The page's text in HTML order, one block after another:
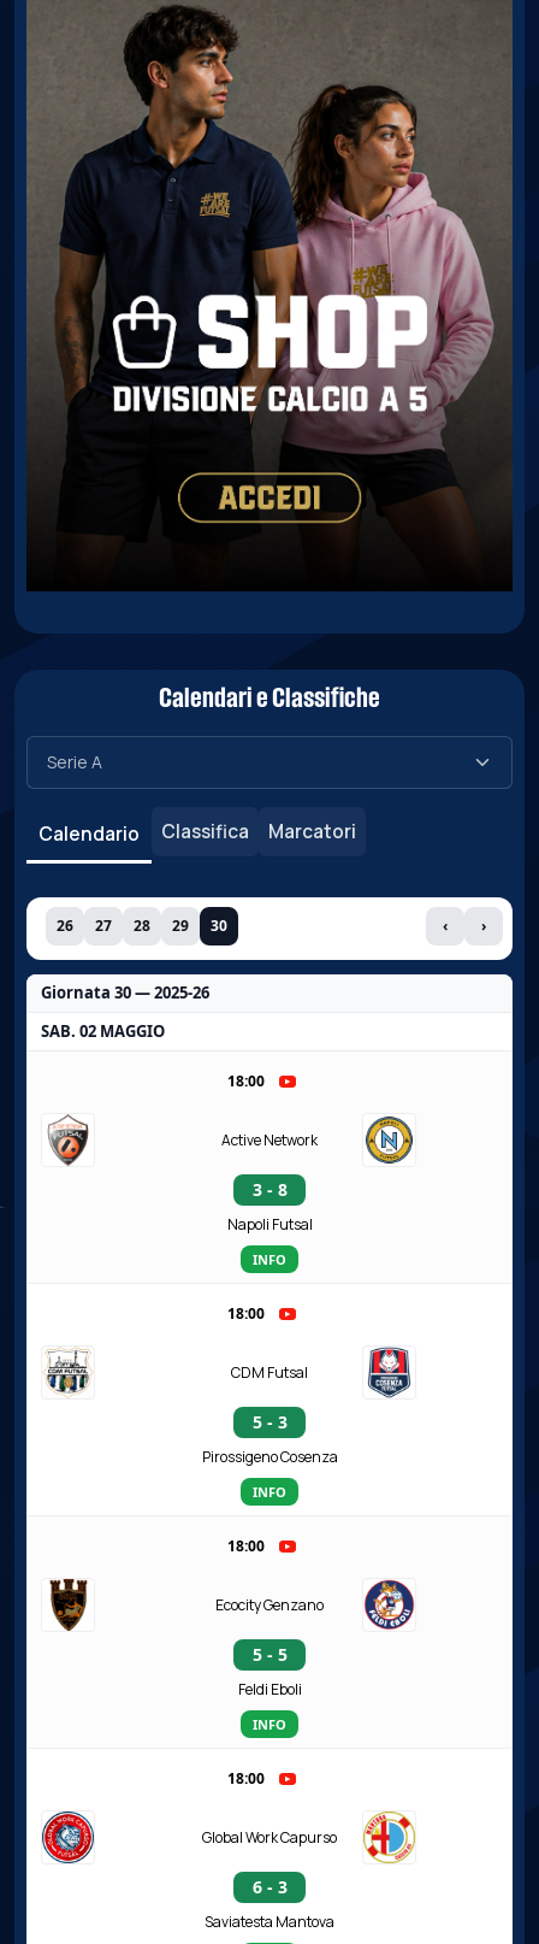
Calendari e Classifiche
Calendario Classifica Marcatori
26 27 28 29 30 ‹ ›
Giornata 30 — 2025-26
SAB. 02 MAGGIO
18:00
Active Network
3 - 8
Napoli Futsal
INFO
18:00
CDM Futsal
5 - 3
Pirossigeno Cosenza
INFO
18:00
Ecocity Genzano
5 - 5
Feldi Eboli
INFO
18:00
Global Work Capurso
6 - 3
Saviatesta Mantova